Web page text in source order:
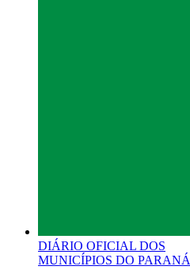
DIÁRIO OFICIAL DOS
MUNICÍPIOS DO PARANÁ